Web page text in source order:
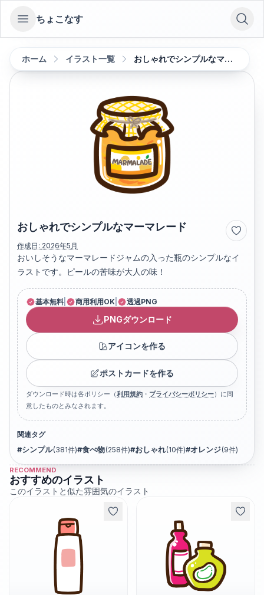
Open sidebar
ちょこなす
ホーム イラスト一覧 おしゃれでシンプルなマーマレード
おしゃれでシンプルなマーマレード
作成日: 2026年5月
おいしそうなマーマレードジャムの入った瓶のシンプルなイ
ラストです。ピールの苦味が大人の味！
基本無料 商用利用OK 透過PNG
PNGダウンロード
アイコンを作る
ポストカードを作る
ダウンロード時は各ポリシー（利用規約 ・ プライバシーポリシー）に同
意したものとみなされます。
関連タグ
#シンプル(381件)#食べ物(258件)#おしゃれ(10件)#オレンジ(9件)
RECOMMEND
おすすめのイラスト
このイラストと似た雰囲気のイラスト